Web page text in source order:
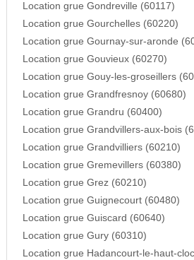
Location grue Gondreville (60117)
Location grue Gourchelles (60220)
Location grue Gournay-sur-aronde
Location grue Gouvieux (60270)
Location grue Gouy-les-groseillers
Location grue Grandfresnoy (60680)
Location grue Grandru (60400)
Location grue Grandvillers-aux-bois
Location grue Grandvilliers (60210)
Location grue Gremevillers (60380)
Location grue Grez (60210)
Location grue Guignecourt (60480)
Location grue Guiscard (60640)
Location grue Gury (60310)
Location grue Hadancourt-le-haut-